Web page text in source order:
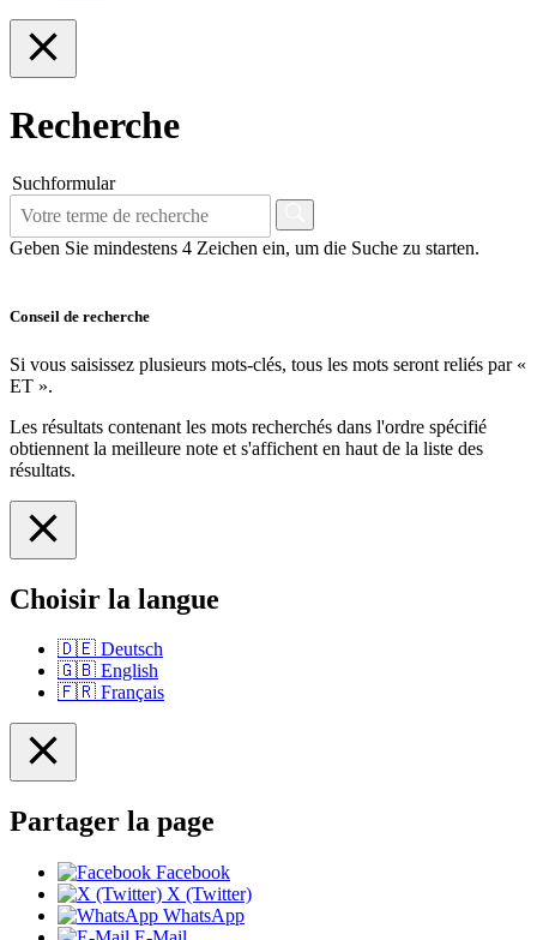
Recherche
Suchformular
Geben Sie mindestens 4 Zeichen ein, um die Suche zu starten.
Conseil de recherche
Si vous saisissez plusieurs mots-clés, tous les mots seront reliés par «
ET ».
Les résultats contenant les mots recherchés dans l'ordre spécifié
obtiennent la meilleure note et s'affichent en haut de la liste des
résultats.
Choisir la langue
🇩🇪 Deutsch
🇬🇧 English
🇫🇷 Français
Partager la page
Facebook
X (Twitter)
WhatsApp